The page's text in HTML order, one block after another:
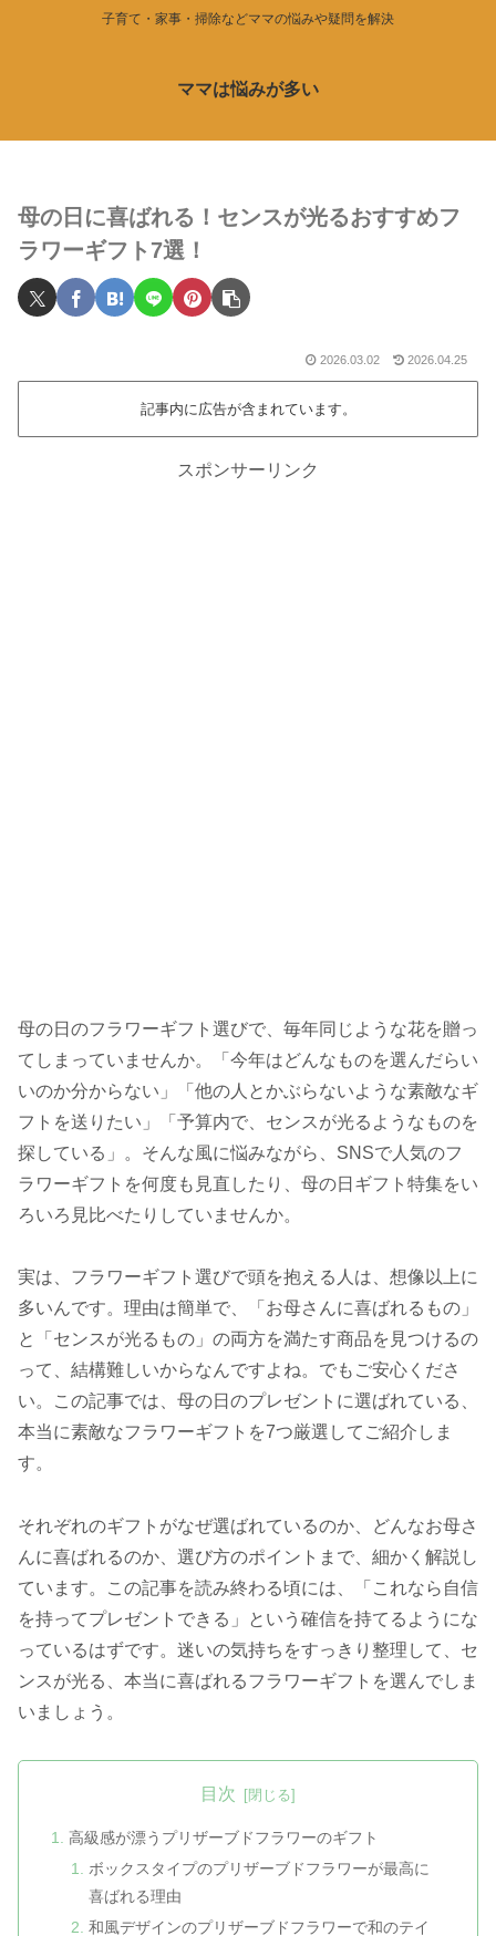
子育て・家事・掃除などママの悩みや疑問を解決
ママは悩みが多い
母の日に喜ばれる！センスが光るおすすめフ
ラワーギフト7選！
2026.03.02 2026.04.25
記事内に広告が含まれています。
スポンサーリンク
母の日のフラワーギフト選びで、毎年同じような花を贈っ
てしまっていませんか。「今年はどんなものを選んだらい
いのか分からない」「他の人とかぶらないような素敵なギ
フトを送りたい」「予算内で、センスが光るようなものを
探している」。そんな風に悩みながら、SNSで人気のフ
ラワーギフトを何度も見直したり、母の日ギフト特集をい
ろいろ見比べたりしていませんか。
実は、フラワーギフト選びで頭を抱える人は、想像以上に
多いんです。理由は簡単で、「お母さんに喜ばれるもの」
と「センスが光るもの」の両方を満たす商品を見つけるの
って、結構難しいからなんですよね。でもご安心くださ
い。この記事では、母の日のプレゼントに選ばれている、
本当に素敵なフラワーギフトを7つ厳選してご紹介しま
す。
それぞれのギフトがなぜ選ばれているのか、どんなお母さ
んに喜ばれるのか、選び方のポイントまで、細かく解説し
ています。この記事を読み終わる頃には、「これなら自信
を持ってプレゼントできる」という確信を持てるようにな
っているはずです。迷いの気持ちをすっきり整理して、セ
ンスが光る、本当に喜ばれるフラワーギフトを選んでしま
いましょう。
目次
高級感が漂うプリザーブドフラワーのギフト
ボックスタイプのプリザーブドフラワーが最高に
喜ばれる理由
和風デザインのプリザーブドフラワーで和のテイ